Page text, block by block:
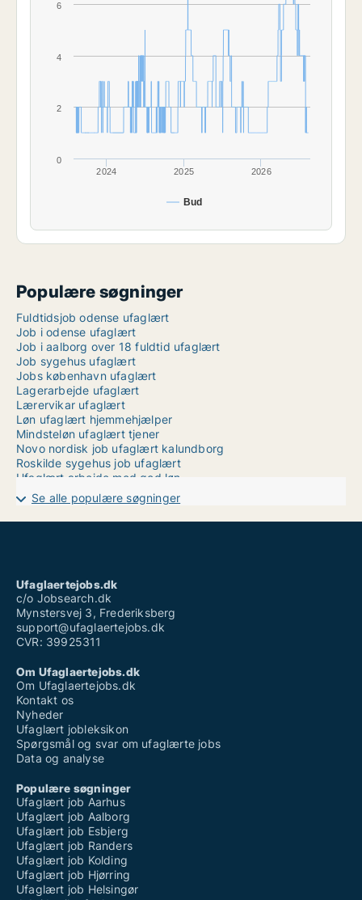
Bud
2024 2025 2026
0
2
4
6
Populære søgninger
Fuldtidsjob odense ufaglært
Job i odense ufaglært
Job i aalborg over 18 fuldtid ufaglært
Job sygehus ufaglært
Jobs københavn ufaglært
Lagerarbejde ufaglært
Lærervikar ufaglært
Løn ufaglært hjemmehjælper
Mindsteløn ufaglært tjener
Novo nordisk job ufaglært kalundborg
Roskilde sygehus job ufaglært
Ufaglært arbejde med god løn
Ufaglært chauffør løn
Ufaglært job i randers
Ufaglært job korsør
Ufaglært serviceassistent løn
Ufaglært skovarbejder
Se alle populære søgninger
Ufaglaertejobs.dk
c/o Jobsearch.dk
Mynstersvej 3, Frederiksberg
support@ufaglaertejobs.dk
CVR: 39925311
Om Ufaglaertejobs.dk
Om Ufaglaertejobs.dk
Kontakt os
Nyheder
Ufaglært jobleksikon
Spørgsmål og svar om ufaglærte jobs
Data og analyse
Populære søgninger
Ufaglært job Aarhus
Ufaglært job Aalborg
Ufaglært job Esbjerg
Ufaglært job Randers
Ufaglært job Kolding
Ufaglært job Hjørring
Ufaglært job Helsingør